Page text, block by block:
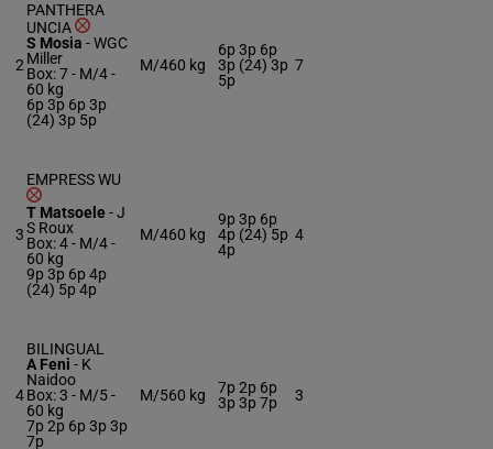
2
PANTHERA
UNCIA
S Mosia -WGC
Miller
Box: 7 - M/4 -
60 kg
6p 3p 6p 3p
(24) 3p 5p
M/460 kg
6p 3p 6p
3p (24) 3p
5p
7
3
EMPRESS WU
T Matsoele-J
S Roux
Box: 4 - M/4 -
60 kg
9p 3p 6p 4p
(24) 5p 4p
M/460 kg
9p 3p 6p
4p (24) 5p
4p
4
4
BILINGUAL
A Feni - K
Naidoo
Box: 3 - M/5 -
60 kg
7p 2p 6p 3p 3p
7p
M/560 kg
7p 2p 6p
3p 3p 7p
3